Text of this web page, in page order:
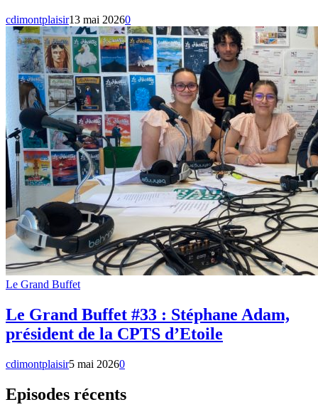
cdimontplaisir13 mai 20260
Le Grand Buffet
Le Grand Buffet #33 : Stéphane Adam,
président de la CPTS d’Etoile
cdimontplaisir5 mai 20260
Episodes récents